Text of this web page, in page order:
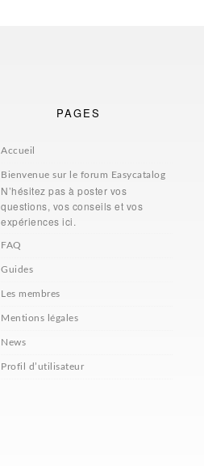
PAGES
Accueil
Bienvenue sur le forum Easycatalog
N’hésitez pas à poster vos
questions, vos conseils et vos
expériences ici.
FAQ
Guides
Les membres
Mentions légales
News
Profil d’utilisateur